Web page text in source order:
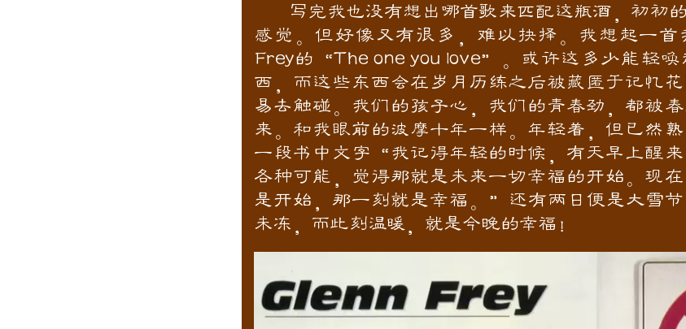
写完我也没有想出哪首歌来匹配这瓶酒，初初
感觉。但好像又有很多，难以抉择。我想起一首
Frey的“The one you love”。或许这多少能轻唤
西，而这些东西会在岁月历练之后被藏匿于记忆
易去触碰。我们的孩子心，我们的青春劲，都被
来。和我眼前的波摩十年一样。年轻着，但已然
一段书中文字“我记得年轻的时候，有天早上醒
各种可能，觉得那就是未来一切幸福的开始。现
是开始，那一刻就是幸福。”还有两日便是大雪
未冻，而此刻温暖，就是今晚的幸福！